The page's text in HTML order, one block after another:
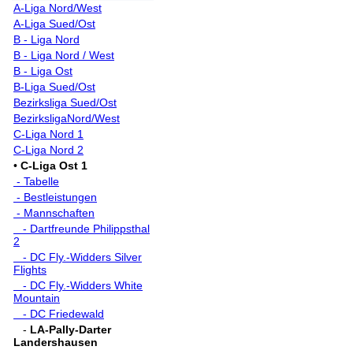
A-Liga Nord/West
A-Liga Sued/Ost
B - Liga Nord
B - Liga Nord / West
B - Liga Ost
B-Liga Sued/Ost
Bezirksliga Sued/Ost
BezirksligaNord/West
C-Liga Nord 1
C-Liga Nord 2
• C-Liga Ost 1
- Tabelle
- Bestleistungen
- Mannschaften
- Dartfreunde Philippsthal
2
- DC Fly.-Widders Silver
Flights
- DC Fly.-Widders White
Mountain
- DC Friedewald
- LA-Pally-Darter
Landershausen